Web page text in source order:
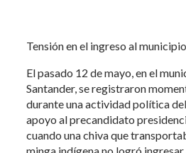
Tensión en el ingreso al municipio
El pasado 12 de mayo, en el
Santander, se registraron
durante una actividad política
apoyo al precandidato
cuando una chiva que